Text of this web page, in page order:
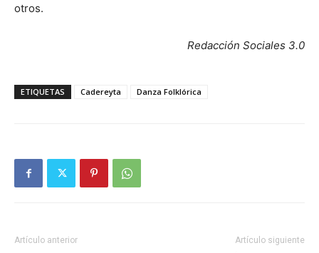
otros.
Redacción Sociales 3.0
ETIQUETAS Cadereyta Danza Folklórica
Artículo anterior Artículo siguiente